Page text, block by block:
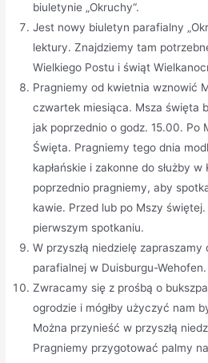
biuletynie „Okruchy“.
Jest nowy biuletyn parafialny
lektury. Znajdziemy tam
Wielkiego Postu i świąt
Pragniemy od kwietnia wznowić
czwartek miesiąca. Msza święta
jak poprzednio o godz. 15.00. Po
Święta. Pragniemy tego dnia
kapłańskie i zakonne do służby
poprzednio pragniemy, aby
kawie. Przed lub po Mszy
pierwszym spotkaniu.
W przyszłą niedzielę zapraszamy
parafialnej w Duisburgu-Wehofen.
Zwracamy się z prośbą o
ogrodzie i mógłby użyczyć nam
Można przynieść w przyszłą
Pragniemy przygotować palmy